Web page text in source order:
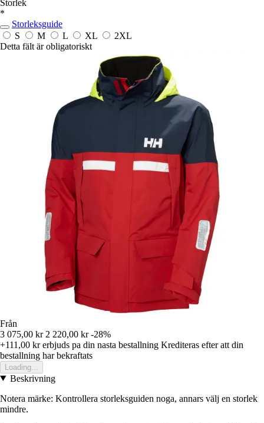
Storlek
*
Storleksguide
S
M L XL
2XL
Detta fält är obligatoriskt
Från
3 075,00 kr 2 220,00 kr -28%
+111,00 krerbjuds pa din nasta bestallning Krediteras efter att din
bestallning har bekraftats
Loading...
Beskrivning
Notera märke: Kontrollera storleksguiden noga, annars välj en storlek
mindre.